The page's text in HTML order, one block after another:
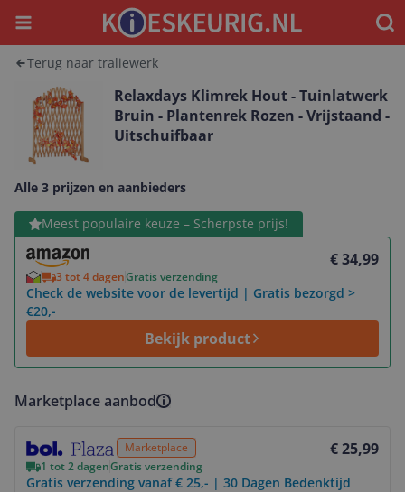
Menu
Terug naar traliewerk
Relaxdays Klimrek Hout - Tuinlatwerk
Bruin - Plantenrek Rozen - Vrijstaand -
Uitschuifbaar
Alle 3 prijzen en aanbieders
Meest populaire keuze – Scherpste prijs!
€ 34,99
3 tot 4 dagenGratis verzending
Check de website voor de levertijd | Gratis bezorgd >
€20,-
Bekijk product
Bekijk product
Marketplace aanbod
Marketplace € 25,99
1 tot 2 dagenGratis verzending
Gratis verzending vanaf € 25,- | 30 Dagen Bedenktijd